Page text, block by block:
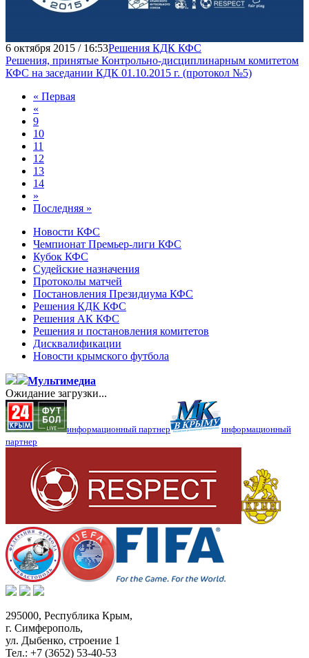
6 октября 2015 / 16:53Решения КДК КФС
Решения, принятые Контрольно-дисциплинарным комитетом
КФС на заседании КДК 01.10.2015 г. (протокол №5)
« Первая
«
9
10
11
12
13
14
»
Последняя »
Новости КФС
Чемпионат Премьер-лиги КФС
Кубок КФС
Судейские назначения
Протоколы матчей
Постановления Президиума КФС
Решения КДК КФС
Решения АК КФС
Решения и постановления комитетов
Дисквалификации
Новости крымского футбола
Мультимедиа
Ожидание загрузки...
информационный партнер
информационный
партнер
295000, Республика Крым,
г. Симферополь,
ул. Дыбенко, строение 1
Тел.: +7 (3652) 53-40-53